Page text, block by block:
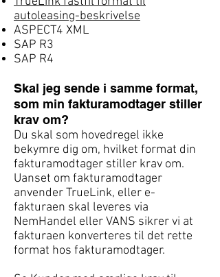
autoleasing-beskrivelse
ASPECT4 XML
SAP R3
SAP R4
Skal jeg sende i samme format,
som min fakturamodtager stiller
krav om?
Du skal som hovedregel ikke
bekymre dig om, hvilket format din
fakturamodtager stiller krav om.
Uanset om fakturamodtager
anvender TrueLink, eller e-
fakturaen skal leveres via
NemHandel eller VANS sikrer vi at
fakturaen konverteres til det rette
format hos fakturamodtager.